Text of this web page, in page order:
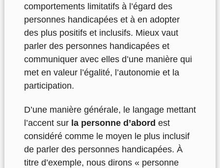
comportements limitatifs à l’égard des
personnes handicapées et à en adopter
des plus positifs et inclusifs. Mieux vaut
parler des personnes handicapées et
communiquer avec elles d’une manière qui
met en valeur l’égalité, l’autonomie et la
participation.
D’une manière générale, le langage mettant
l’accent sur la personne d’abord est
considéré comme le moyen le plus inclusif
de parler des personnes handicapées. À
titre d’exemple, nous dirons « personne